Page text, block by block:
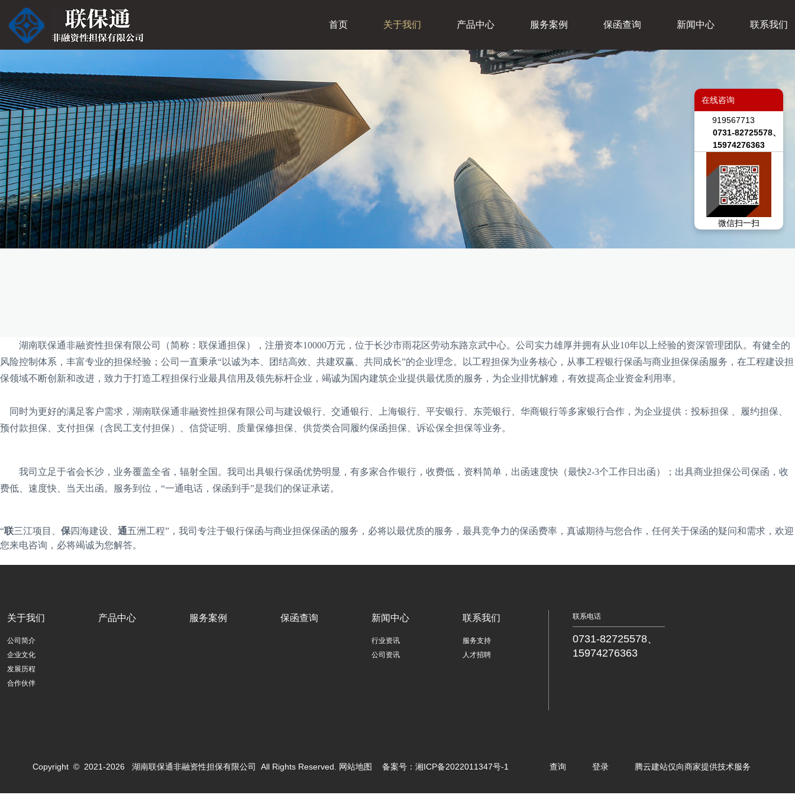
在线咨询
919567713
0731-82725578、
15974276363
微信扫一扫
首页 关于我们 产品中心 服务案例 保函查询 新闻中心 联系我们
湖南联保通非融资性担保有限公司（简称：联保通担保），注册资本10000万元 ， 位于长沙市雨花区劳动东路京武中心。 公司实力雄厚并拥有从业10年以上经验的资深管理团队。有健全的
风险控制体系，丰富专业的担保经验 ； 公司一直秉承“以诚为本、团结高效、共建双赢、共同成长”的企业理念。 以工程担保为业务核心，从事工程银行保函与商业担保保函服务 ， 在工程建设担
保领域不断创新和改进，致力于打造工程担保行业最具信用及领先标杆企业，竭诚为国 内建筑企业提供最优质的服务 ， 为企业排忧解难，有效提高企业资金利用率。
同时为更好的满足客户需求，湖南联保通非融资性担保有限公司与建设银行、 交通银行、上海银行、 平安银行、东莞银行 华商银行等多家银行合作，为企业提供 ： 投标担保 、履约担保、
预付款担保、支付担保（含民工支付担保）、信贷证明、质量保修担保
供货类合同履约保函担保 诉讼保全担保等业务。
我司立足于省会长沙，业务覆盖全省，辐射全国。我司出具银行保函优势明显， 有多家合作银行，收费低， 资料简单， 出函速度快（最快2-3个工作日出函）
；出具商业担保公司保函，收
费低、 速度快、 当天出函。 服务到位 ， “一通电话，保函到 手”是我们的保证承诺。
“联三江项目、 保四海建设、 通五洲工程”，我司专注于银行保函与商业担保保函的服务 ，必将以最优质的服务，最具竞争力的保函费率 ， 真诚期待与您合作，任何关于保函的疑问和需求，欢迎
您来电咨询，必将竭诚为您解答。
关于我们
公司简介
企业文化
发展历程
合作伙伴
产品中心 服务案例 保函查询 新闻中心
行业资讯
公司资讯
联系我们
服务支持
人才招聘
联系电话
0731-82725578、
15974276363
Copyright © 2021-2026 湖南联保通非融资性担保有限公司 All Rights Reserved. 网站地图 备案号： 湘ICP备2022011347号-1 查询 登录 腾云建站仅向商家提供技术服务